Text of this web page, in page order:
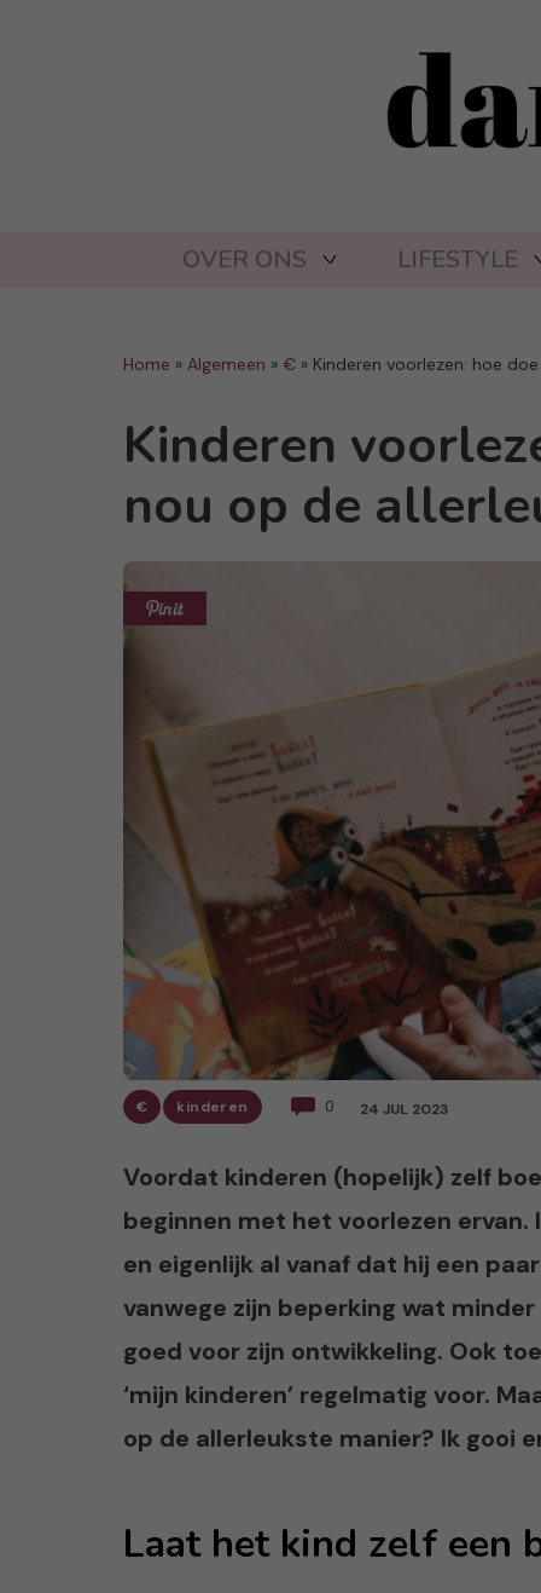
OVER ONS LIFESTYLE
Home » Algemeen » € » Kinderen voorlezen: hoe
Kinderen
nou op de
€ kinderen 0 24 JUL 2023
Voordat kinderen (hopelijk) zelf
beginnen met het voorlezen
en eigenlijk al vanaf dat hij een
vanwege zijn beperking wat
goed voor zijn ontwikkeling. Ook
‘mijn kinderen’ regelmatig voor.
op de allerleukste manier? Ik gooi
Laat het kind zelf een